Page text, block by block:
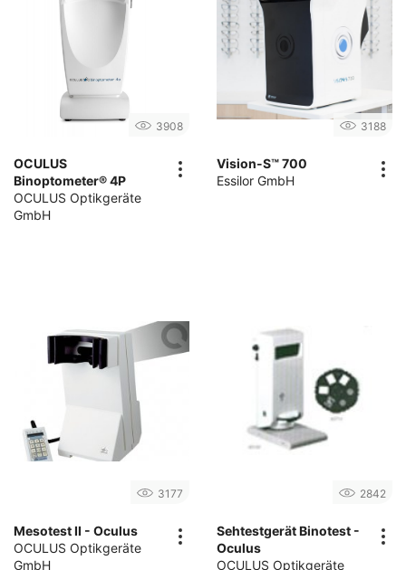
3908
OCULUS
Binoptometer® 4P
OCULUS Optikgeräte
GmbH
3188
Vision-S™ 700
Essilor GmbH
3177
Mesotest II - Oculus
OCULUS Optikgeräte
GmbH
2842
Sehtestgerät Binotest -
Oculus
OCULUS Optikgeräte